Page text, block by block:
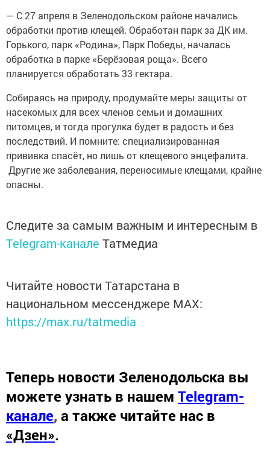
— С 27 апреля в Зеленодольском районе начались
обработки против клещей. Обработан парк за ДК им.
Горького, парк «Родина», Парк Победы, началась
обработка в парке «Берёзовая роща». Всего
планируется обработать 33 гектара.
Собираясь на природу, продумайте меры защиты от
насекомых для всех членов семьи и домашних
питомцев, и тогда прогулка будет в радость и без
последствий. И помните: специализированная
прививка спасёт, но лишь от клещевого энцефалита.
Другие же заболевания, переносимые клещами, крайне
опасны.
Следите за самым важным и интересным в
Telegram-канале Татмедиа
Читайте новости Татарстана в
национальном мессенджере MАХ:
https://max.ru/tatmedia
Теперь новости Зеленодольска вы
можете узнать в нашем Telegram-
канале, а также читайте нас в
«Дзен».